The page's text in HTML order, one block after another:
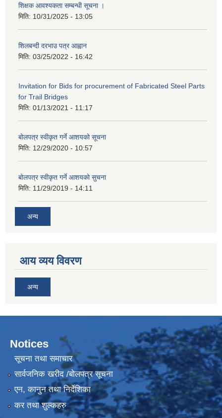
शिक्षक आवश्यकता सम्बन्धी सूचना ।
मिति: 10/31/2025 - 13:05
शिलबन्दी दरभाउ पत्र आह्वान
मिति: 03/25/2022 - 16:42
Invitation for Bids for procurement of Fabricated Steel Parts
for Trail Bridges
मिति: 01/13/2021 - 11:17
बोलपत्र स्वीकृत गर्ने आशयको सूचना
मिति: 12/29/2020 - 10:57
बोलपत्र स्वीकृत गर्ने आशयको सुचना
मिति: 11/29/2019 - 14:11
अन्य
आय व्यय विवरण
अन्य
Notices
सूचना तथा समाचार
सार्वजनिक खरीद /बोलपत्र सूचना
एन, कानुन तथा निर्देशिका
कर तथा शुल्कहरु